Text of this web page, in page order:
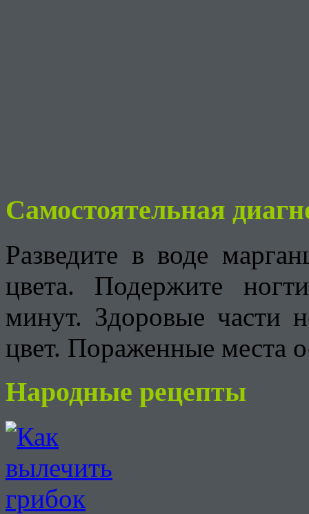
Самостоятельная
Разведите в воде
цвета. Подержите
минут. Здоровые части
цвет. Пораженные места
Народные рецепты